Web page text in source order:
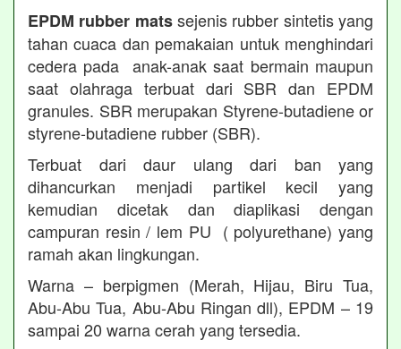
EPDM rubber matssejenis rubber sintetis yang
tahan cuaca dan pemakaian untuk menghindari
cedera pada anak-anak saat bermain maupun
saat olahraga terbuat dari SBR dan EPDM
granules. SBR merupakan Styrene-butadiene or
styrene-butadiene rubber (SBR).
Terbuat dari daur ulang dari ban yang
dihancurkan menjadi partikel kecil yang
kemudian dicetak dan diaplikasi dengan
campuran resin / lem PU ( polyurethane) yang
ramah akan lingkungan.
Warna – berpigmen (Merah, Hijau, Biru Tua,
Abu-Abu Tua, Abu-Abu Ringan dll), EPDM – 19
sampai 20 warna cerah yang tersedia.